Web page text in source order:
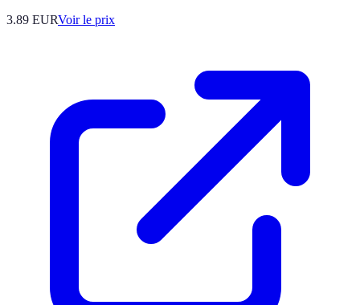
3.89 EURVoir le prix